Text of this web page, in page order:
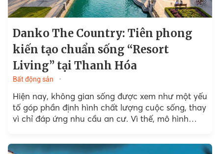
Danko The Country: Tiên phong
kiến tạo chuẩn sống “Resort
Living” tại Thanh Hóa
Bất động sản
Hiện nay, không gian sống được xem như một yếu
tố góp phần định hình chất lượng cuộc sống, thay
vì chỉ đáp ứng nhu cầu an cư. Vì thế, mô hình